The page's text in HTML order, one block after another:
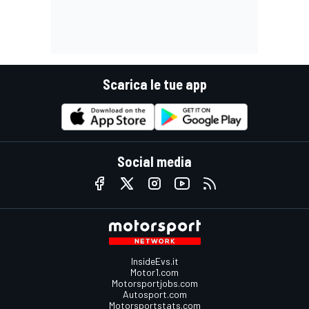
Scarica le tue app
Social media
InsideEvs.it
Motor1.com
Motorsportjobs.com
Autosport.com
Motorsportstats.com